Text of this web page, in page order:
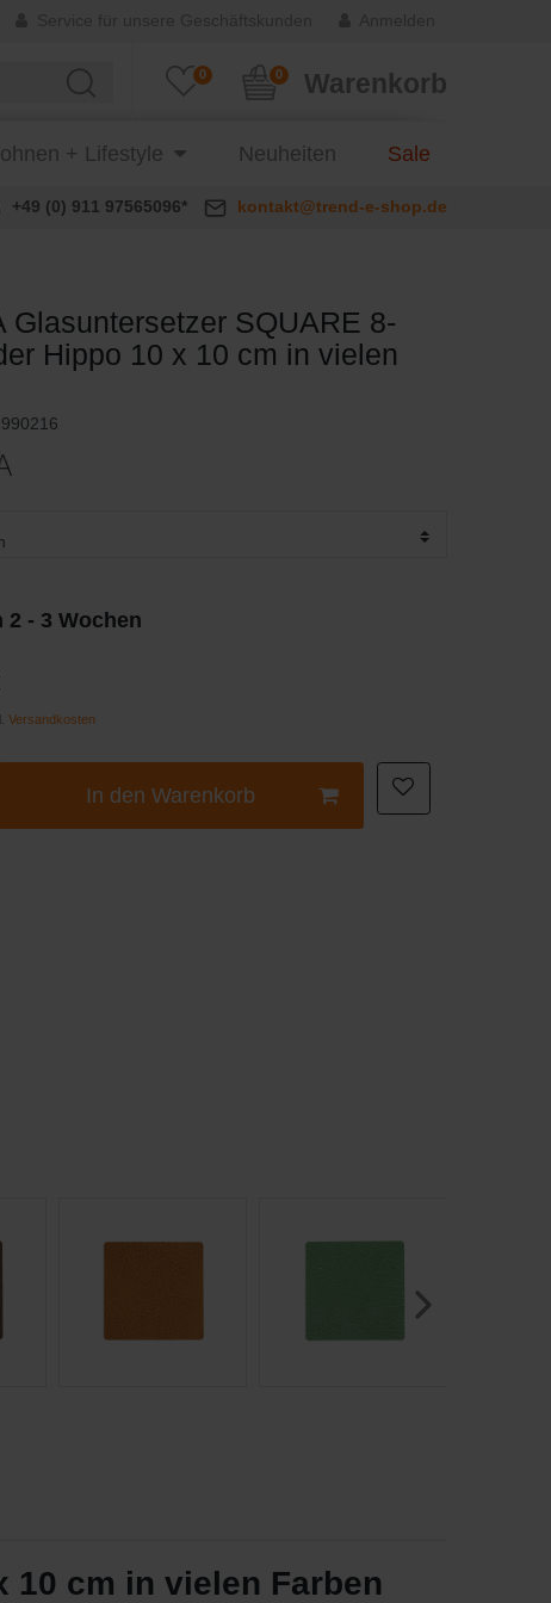
0 Warenkorb
0
+ Lifestyle Neuheiten Sale
+49 (0) 911 97565096* kontakt@trend-e-shop.de
Glasuntersetzer SQUARE 8-
Hippo 10 x 10 cm in vielen
990216
2 - 3 Wochen
Versandkosten
In den Warenkorb
10 cm in vielen Farben